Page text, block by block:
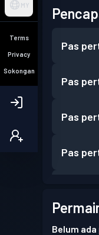
MY
Terms
Privacy
Sokongan
Pas
Pas
Pas
Pas
Pas
Belum